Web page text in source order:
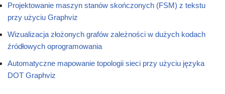
Projektowanie maszyn stanów skończonych (FSM) z tekstu
przy użyciu Graphviz
Wizualizacja złożonych grafów zależności w dużych kodach
źródłowych oprogramowania
Automatyczne mapowanie topologii sieci przy użyciu języka
DOT Graphviz